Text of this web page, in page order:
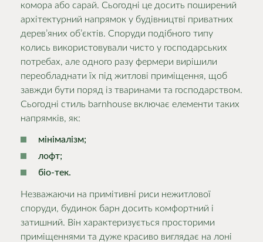
комора або сарай. Сьогодні це досить поширений
архітектурний напрямок у будівництві приватних
дерев’яних об’єктів. Споруди подібного типу
колись використовували чисто у господарських
потребах, але одного разу фермери вирішили
переобладнати їх під житлові приміщення, щоб
завжди бути поряд із тваринами та господарством.
Сьогодні стиль barnhouse включає елементи таких
напрямків, як:
мінімалізм;
лофт;
біо-тек.
Незважаючи на примітивні риси нежитлової
споруди, будинок барн досить комфортний і
затишний. Він характеризується просторими
приміщеннями та дуже красиво виглядає на лоні